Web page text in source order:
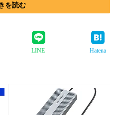
を読む
LINE Hatena